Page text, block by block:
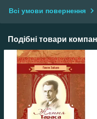
Всі умови повернення
Подібні товари